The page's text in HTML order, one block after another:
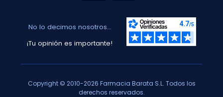
No lo decimos nosotros...
¡Tu opinión es importante!
Copyright © 2010-2026 Farmacia Barata S.L. Todos los
derechos reservados.